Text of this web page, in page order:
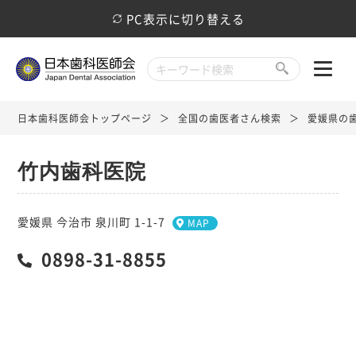
PC表示に切り替える
日本歯科医師会トップページ 全国の歯医者さん検索 愛媛県の
竹内歯科医院
愛媛県 今治市 泉川町 1-1-7 MAP
0898-31-8855